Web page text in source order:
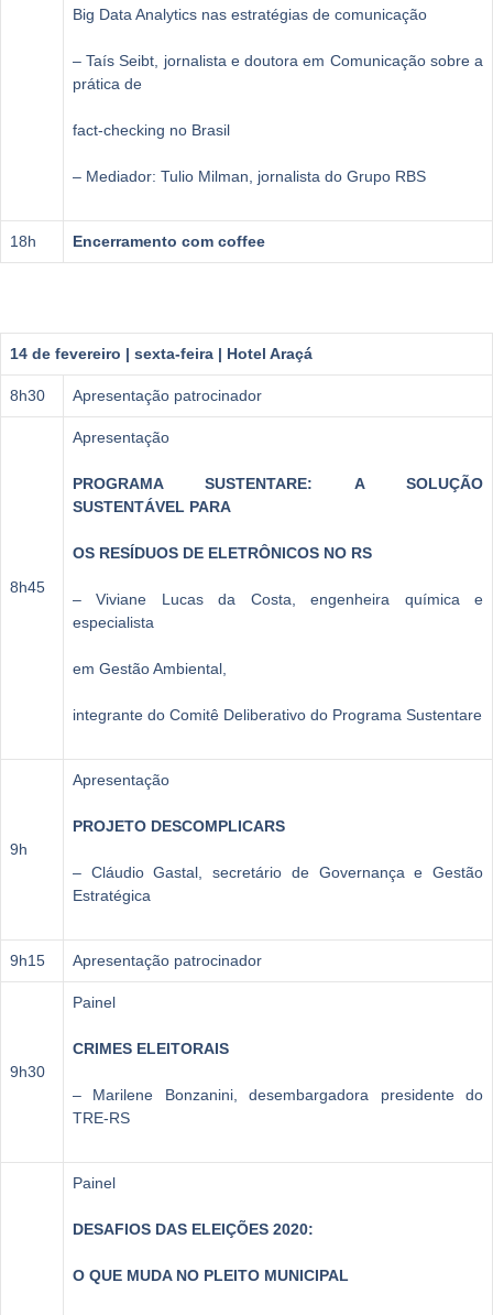
Big Data Analytics nas estratégias de comunicação
– Taís Seibt, jornalista e doutora em Comunicação sobre a
prática de
fact-checking no Brasil
– Mediador: Tulio Milman, jornalista do Grupo RBS
18h Encerramento com coffee
14 de fevereiro | sexta-feira | Hotel Araçá
8h30 Apresentação patrocinador
8h45
Apresentação
PROGRAMA SUSTENTARE: A SOLUÇÃO
SUSTENTÁVEL PARA
OS RESÍDUOS DE ELETRÔNICOS NO RS
– Viviane Lucas da Costa, engenheira química e
especialista
em Gestão Ambiental,
integrante do Comitê Deliberativo do Programa Sustentare
9h
Apresentação
PROJETO DESCOMPLICARS
– Cláudio Gastal, secretário de Governança e Gestão
Estratégica
9h15 Apresentação patrocinador
9h30
Painel
CRIMES ELEITORAIS
– Marilene Bonzanini, desembargadora presidente do
TRE-RS
Painel
DESAFIOS DAS ELEIÇÕES 2020:
O QUE MUDA NO PLEITO MUNICIPAL